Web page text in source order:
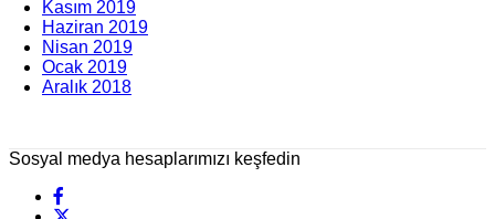
Kasım 2019
Haziran 2019
Nisan 2019
Ocak 2019
Aralık 2018
Sosyal medya hesaplarımızı keşfedin